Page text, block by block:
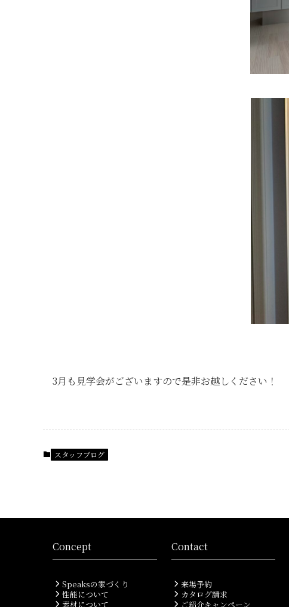
3月も見学会がございますので是非お越しください！
スタッフブログ
Concept
Speaksの家づくり
性能について
素材について
Contact
来場予約
カタログ請求
ご紹介キャンペーン